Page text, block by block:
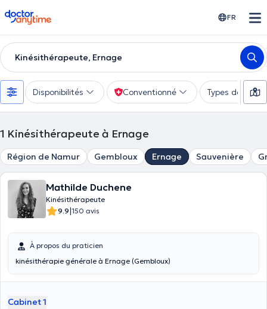
doctoranytime FR
Kinésithérapeute, Ernage
Disponibilités Conventionné Types de
1 Kinésithérapeute à Ernage
Région de Namur Gembloux Ernage Sauvenière
Mathilde Duchene
Kinésithérapeute
9.9|150 avis
À propos du praticien
kinésithérapie générale à Ernage (Gembloux)
Cabinet 1